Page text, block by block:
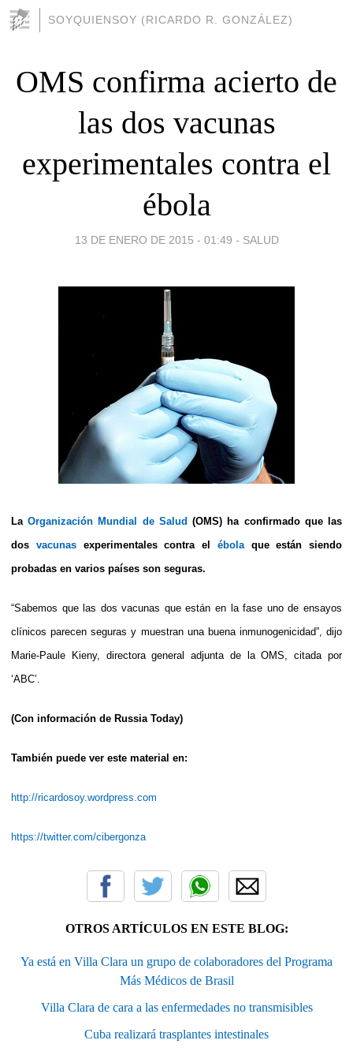
SOYQUIENSOY (RICARDO R. GONZÁLEZ)
OMS confirma acierto de
las dos vacunas
experimentales contra el
ébola
13 DE ENERO DE 2015 - 01:49 - SALUD
LaOrganización Mundial de Salud (OMS) ha confirmado que las
dos vacunasexperimentales contra el ébolaque están siendo
probadas en varios países son seguras.
“Sabemos que las dos vacunas que están en la fase uno de ensayos
clínicos parecen seguras y muestran una buena inmunogenicidad”, dijo
Marie-Paule Kieny, directora general adjunta de la OMS, citada por
‘ABC’.
(Con información de Russia Today)
También puede ver este material en:
http://ricardosoy.wordpress.com
https://twitter.com/cibergonza
OTROS ARTÍCULOS EN ESTE BLOG:
Ya está en Villa Clara un grupo de colaboradores del Programa
Más Médicos de Brasil
Villa Clara de cara a las enfermedades no transmisibles
Cuba realizará trasplantes intestinales